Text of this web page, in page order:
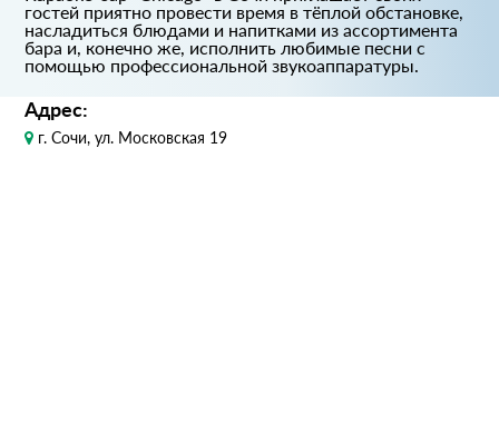
гостей приятно провести время в тёплой обстановке,
насладиться блюдами и напитками из ассортимента
бара и, конечно же, исполнить любимые песни с
помощью профессиональной звукоаппаратуры.
Адрес:
г. Сочи, ул. Московская 19